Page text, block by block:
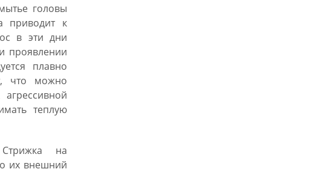
головы
приводит к
в эти дни
проявлении
плавно
что можно
теплую
на
их внешний